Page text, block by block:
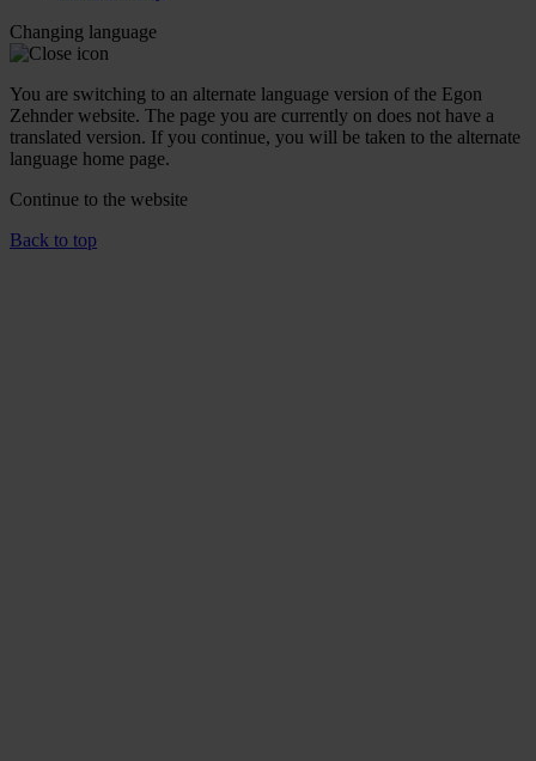
Changing language
You are switching to an alternate language version of the Egon
Zehnder website. The page you are currently on does not have a
translated version. If you continue, you will be taken to the alternate
language home page.
Continue to the website
Back to top